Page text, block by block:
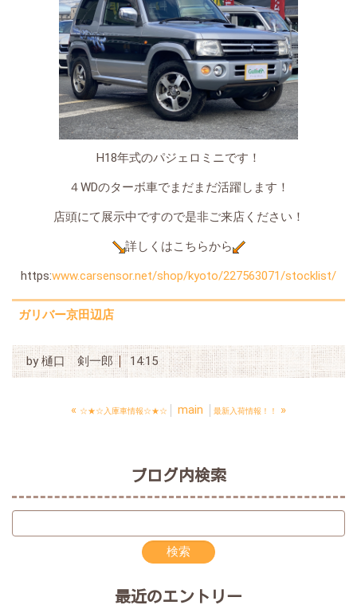
H18年式のパジェロミニです！
４WDのターボ車でまだまだ活躍します！
店頭にて展示中ですので是非ご来店ください！
詳しくはこちらから
https:www.carsensor.net/shop/kyoto/227563071/stocklist/
ガリバー京田辺店
by樋口 剣一郎 14:15
« ☆★☆入庫車情報☆★☆ main 最新入荷情報！！ »
ブログ内検索
最近のエントリー